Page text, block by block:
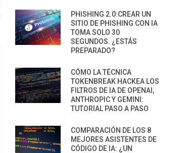
PHISHING 2.0:CREAR UN
SITIO DE PHISHING CON IA
TOMA SOLO 30
SEGUNDOS. ¿ESTÁS
PREPARADO?
CÓMO LA TÉCNICA
TOKENBREAK HACKEA LOS
FILTROS DE IA DE OPENAI,
ANTHROPIC Y GEMINI:
TUTORIAL PASO A PASO
COMPARACIÓN DE LOS 8
MEJORES ASISTENTES DE
CÓDIGO DE IA: ¿UN